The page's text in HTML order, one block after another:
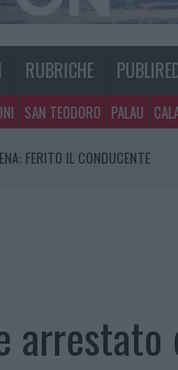
RUBRICHE
SAN TEODORO PALAU
DAI VIGILI DEL FUOCO
arrestato